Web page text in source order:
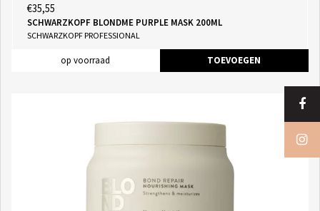
€35,55
SCHWARZKOPF BLONDME PURPLE MASK 200ML
SCHWARZKOPF PROFESSIONAL
op voorraad TOEVOEGEN